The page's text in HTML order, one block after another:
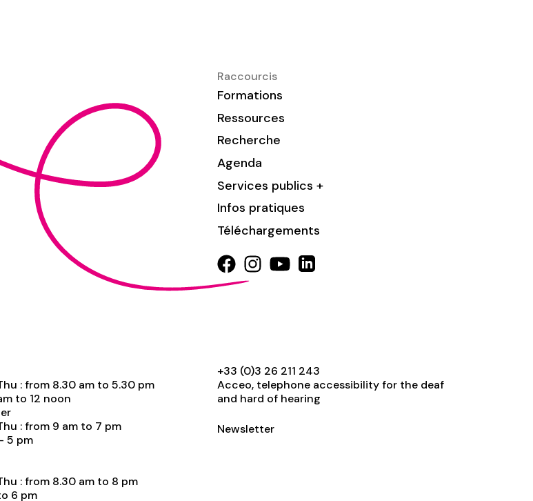
Raccourcis
Formations
Ressources
Recherche
Agenda
Services publics +
Infos pratiques
Téléchargements
: from 8.30 am to 5.30 pm
to 12 noon
: from 9 am to 7 pm
5 pm
: from 8.30 am to 8 pm
6 pm
+33 (0)3 26 211 243
Acceo, telephone accessibility for the deaf
and hard of hearing
Newsletter